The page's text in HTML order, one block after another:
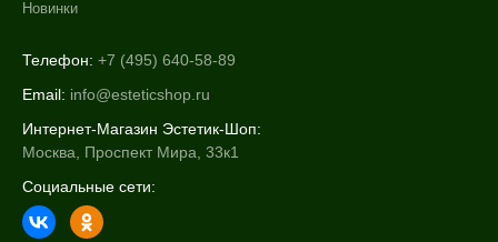
Время применения
Ежедневный
Процедура
Новинки
Телефон: +7 (495) 640-58-89
Email: info@esteticshop.ru
Интернет-Магазин Эстетик-Шоп:
Москва, Проспект Мира, 33к1
Социальные сети: